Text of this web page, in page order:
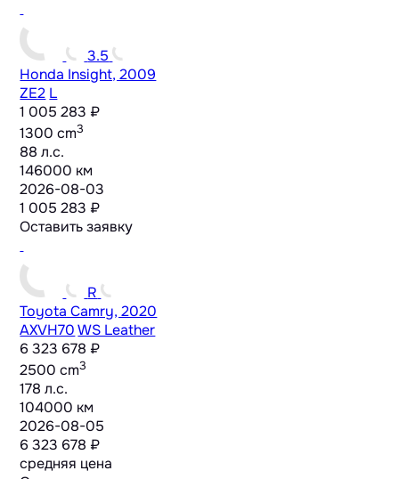
3.5
Honda Insight, 2009
ZE2 L
1 005 283 ₽
1300 cm3
88 л.с.
146000 км
2026-08-03
1 005 283 ₽
Оставить заявку
R
Toyota Camry, 2020
AXVH70 WS Leather
6 323 678 ₽
2500 cm3
178 л.с.
104000 км
2026-08-05
6 323 678 ₽
средняя цена